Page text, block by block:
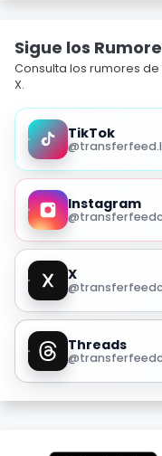
Sigue los
Consulta los rumores de
X.
TikTok
Instagram
X
Threads